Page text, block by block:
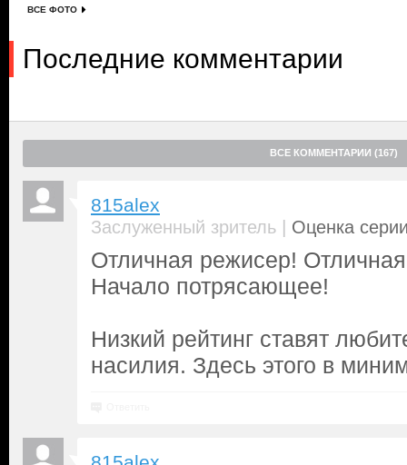
ВСЕ ФОТО
Последние комментарии
ВСЕ КОММЕНТАРИИ (167)
815alex
Заслуженный зритель | Оценка
Отличная режисер! Отличная
Начало потрясающее!
Низкий рейтинг ставят
насилия. Здесь этого в